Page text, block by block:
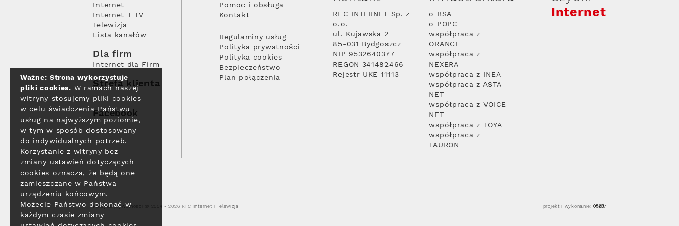
Internet
Internet + TV
Telewizja
Lista kanałów
Dla firm
Internet dla Firm
Strefa klienta
Facebook
Pomoc i obsługa
Kontakt
Regulaminy usług
Polityka prywatności
Polityka cookies
Bezpieczeństwo
Plan połączenia
RFC INTERNET Sp. z
o.o.
ul. Kujawska 2
85-031 Bydgoszcz
NIP 9532640377
REGON 341482466
Rejestr UKE 11113
o BSA
o POPC
współpraca z
ORANGE
współpraca z
NEXERA
współpraca z INEA
współpraca z ASTA-
NET
współpraca z VOICE-
NET
współpraca z TOYA
współpraca z
TAURON
Internet
Polityka prywatności © 2004 - 2026 RFC Internet i Telewizja projekt i wykonanie:
Ważne: Strona wykorzystuje
pliki cookies. W ramach naszej
witryny stosujemy pliki cookies
w celu świadczenia Państwu
usług na najwyższym poziomie,
w tym w sposób dostosowany
do indywidualnych potrzeb.
Korzystanie z witryny bez
zmiany ustawień dotyczących
cookies oznacza, że będą one
zamieszczane w Państwa
urządzeniu końcowym.
Możecie Państwo dokonać w
każdym czasie zmiany